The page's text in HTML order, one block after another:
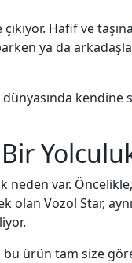
Hafif ve
ya da
kendine
var.
olan Vozol Star,
bu ürün tam size